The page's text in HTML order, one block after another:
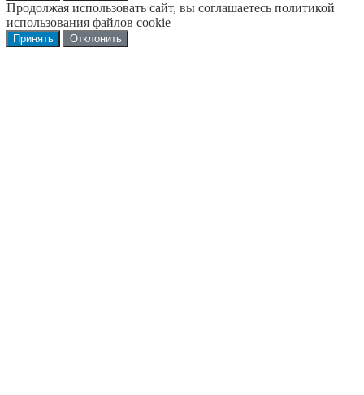
Продолжая использовать сайт, вы соглашаетесь политикой
использования файлов cookie
Принять Отклонить